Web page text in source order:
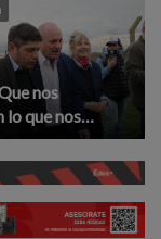
nos
lo que nos